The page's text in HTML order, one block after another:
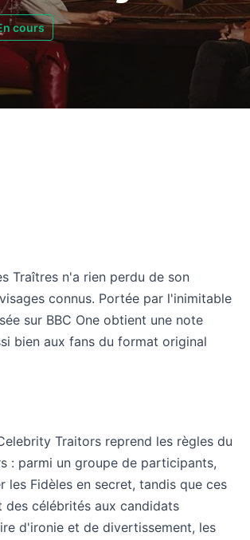
cours
Traîtres n'a rien perdu de son
connus. Portée par l'inimitable
sur BBC One obtient une note
bien aux fans du format original
Traitors reprend les règles du
: parmi un groupe de participants,
Fidèles en secret, tandis que ces
des célébrités aux candidats
d'ironie et de divertissement, les